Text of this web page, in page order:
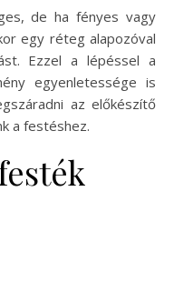
de ha fényes vagy
egy réteg alapozóval
Ezzel a lépéssel a
egyenletessége is
az előkészítő
a festéshez.